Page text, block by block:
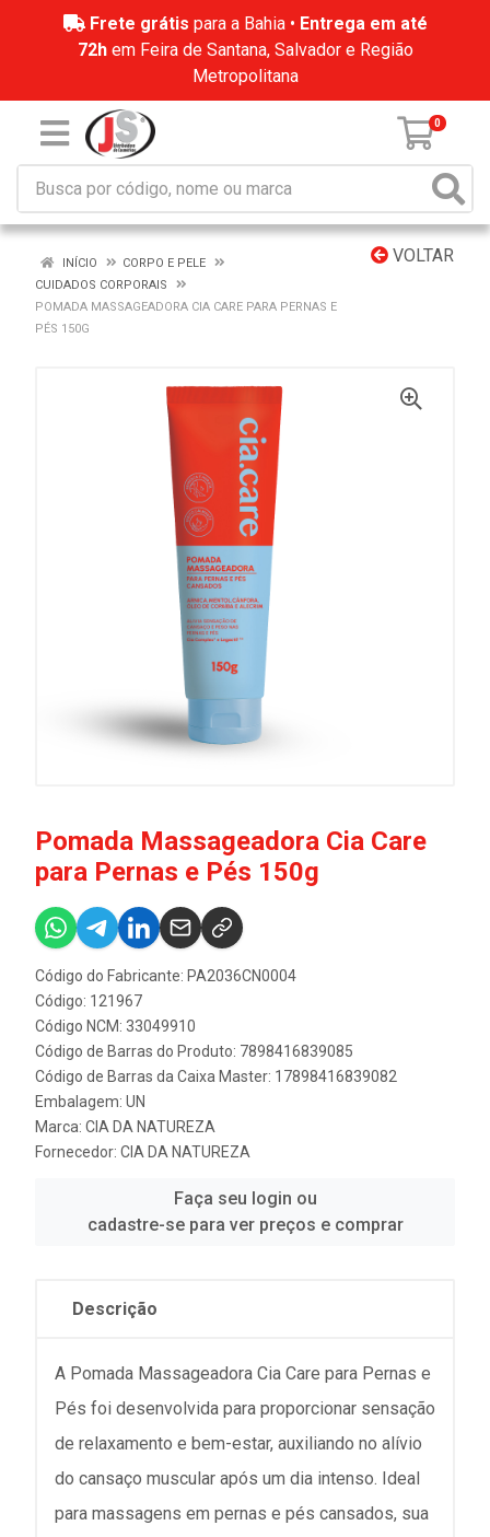
Frete grátis para a Bahia • Entrega em até
72hem Feira de Santana, Salvador e Região
Metropolitana
0
VOLTAR
INÍCIO
CORPO E PELE
CUIDADOS CORPORAIS
POMADA MASSAGEADORA CIA CARE PARA PERNAS E
PÉS 150G
Pomada Massageadora Cia Care
para Pernas e Pés 150g
Código do Fabricante: PA2036CN0004
Código: 121967
Código NCM: 33049910
Código de Barras do Produto: 7898416839085
Código de Barras da Caixa Master: 17898416839082
Embalagem: UN
Marca: CIA DA NATUREZA
Fornecedor: CIA DA NATUREZA
Faça seu login ou
cadastre-se para ver preços e comprar
Descrição
A Pomada Massageadora Cia Care para Pernas e
Pés foi desenvolvida para proporcionar sensação
de relaxamento e bem-estar, auxiliando no alívio
do cansaço muscular após um dia intenso. Ideal
para massagens em pernas e pés cansados, sua